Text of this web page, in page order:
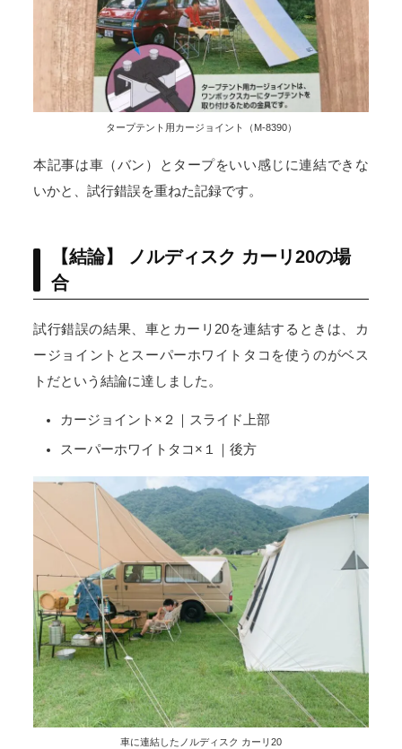
タープテント用カージョイント（M-8390）
本記事は車（バン）とタープをいい感じに連結できな
いかと、試行錯誤を重ねた記録です。
【結論】 ノルディスク カーリ20の場
合
試行錯誤の結果、車とカーリ20を連結するときは、カ
ージョイントとスーパーホワイトタコを使うのがベス
トだという結論に達しました。
カージョイント×２｜スライド上部
スーパーホワイトタコ×１｜後方
車に連結したノルディスク カーリ20